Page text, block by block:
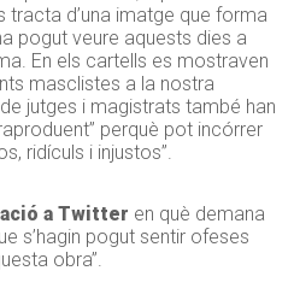
tracta d’una imatge que forma
pogut veure aquests dies a
En els cartells es mostraven
masclistes a la nostra
jutges i magistrats també han
perquè pot incórrer
ridículs i injustos”.
a Twitter en què demana
s’hagin pogut sentir ofeses
obra”.